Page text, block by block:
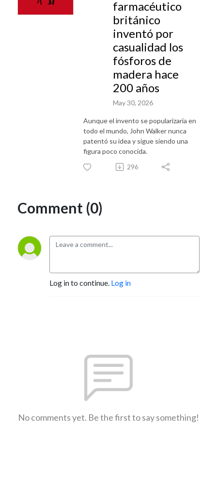
farmacéutico
británico
inventó por
casualidad los
fósforos de
madera hace
200 años
May 30, 2026
Aunque el invento se popularizaría en
todo el mundo, John Walker nunca
patentó su idea y sigue siendo una
figura poco conocida.
296
Comment (0)
Log in to continue. Log in
No comments yet. Be the first to say something!